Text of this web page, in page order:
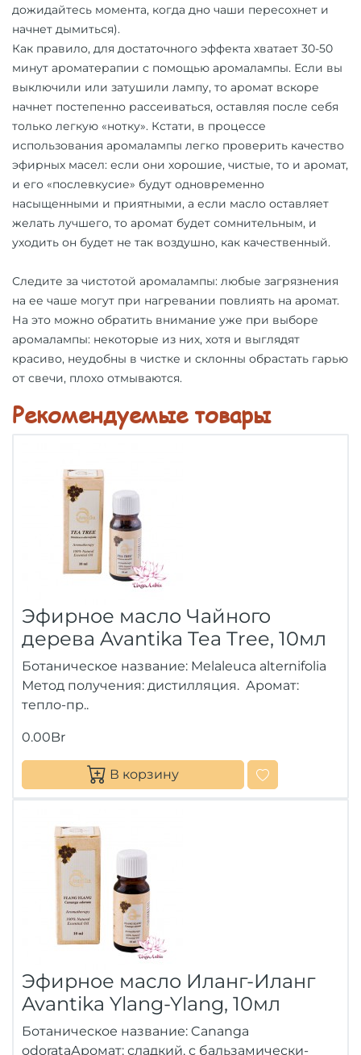
дожидайтесь момента, когда дно чаши пересохнет и
начнет дымиться).
Как правило, для достаточного эффекта хватает 30-50
минут ароматерапии с помощью аромалампы. Если вы
выключили или затушили лампу, то аромат вскоре
начнет постепенно рассеиваться, оставляя после себя
только легкую «нотку». Кстати, в процессе
использования аромалампы легко проверить качество
эфирных масел: если они хорошие, чистые, то и аромат,
и его «послевкусие» будут одновременно
насыщенными и приятными, а если масло оставляет
желать лучшего, то аромат будет сомнительным, и
уходить он будет не так воздушно, как качественный.
Следите за чистотой аромалампы: любые загрязнения
на ее чаше могут при нагревании повлиять на аромат.
На это можно обратить внимание уже при выборе
аромалампы: некоторые из них, хотя и выглядят
красиво, неудобны в чистке и склонны обрастать гарью
от свечи, плохо отмываются.
Рекомендуемые товары
Эфирное масло Чайного
дерева Avantika Tea Tree, 10мл
Ботаническое название: Melaleuca alternifolia
Метод получения: дистилляция. Аромат:
тепло-пр..
0.00Br
В корзину
Эфирное масло Иланг-Иланг
Avantika Ylang-Ylang, 10мл
Ботаническое название: Cananga
odorataАромат: сладкий, с бальзамически-